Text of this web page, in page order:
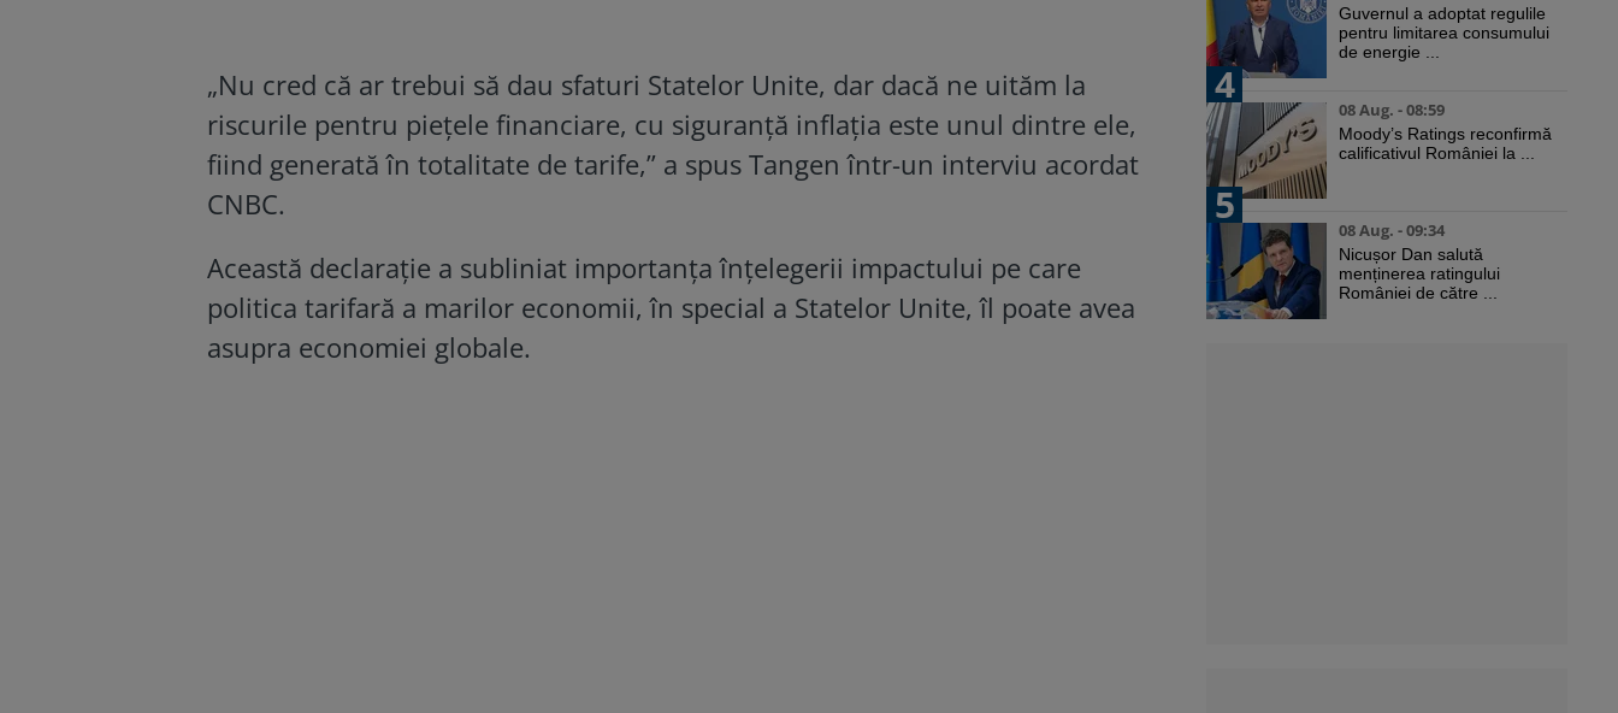
„Nu cred că ar trebui să dau sfaturi Statelor Unite, dar dacă ne uităm la
riscurile pentru pieţele financiare, cu siguranţă inflaţia este unul dintre ele,
fiind generată în totalitate de tarife,” a spus Tangen într-un interviu acordat
CNBC.
Această declarație a subliniat importanța înțelegerii impactului pe care
politica tarifară a marilor economii, în special a Statelor Unite, îl poate avea
asupra economiei globale.
Guvernul a adoptat regulile
pentru limitarea consumului
de energie ...
4
08 Aug. - 08:59
Moody’s Ratings reconfirmă
calificativul României la ...
5
08 Aug. - 09:34
Nicușor Dan salută
menținerea ratingului
României de către ...